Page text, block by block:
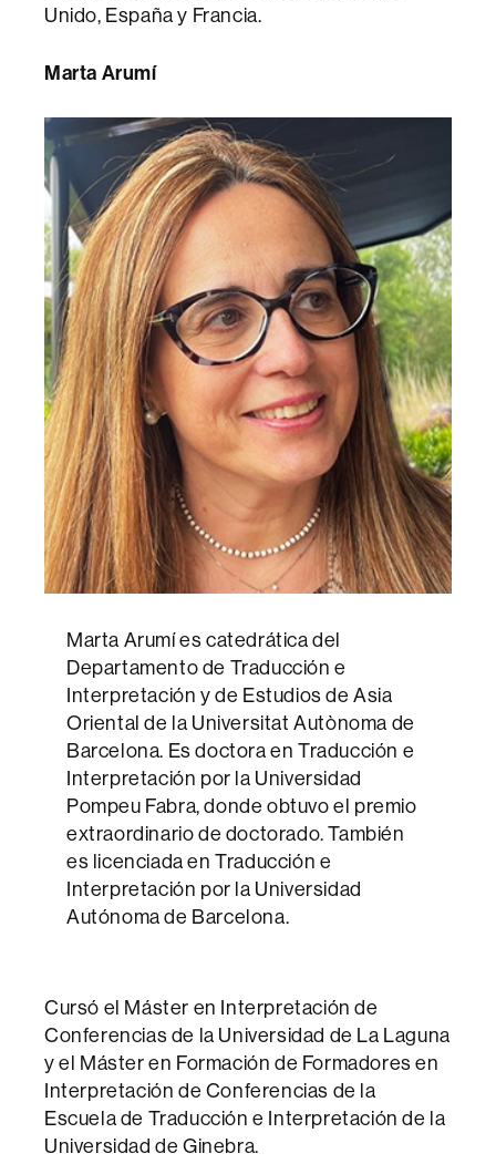
Unido, España y Francia.
Marta Arumí
Marta Arumí es catedrática del
Departamento de Traducción e
Interpretación y de Estudios de Asia
Oriental de la Universitat Autònoma de
Barcelona. Es doctora en Traducción e
Interpretación por la Universidad
Pompeu Fabra, donde obtuvo el premio
extraordinario de doctorado. También
es licenciada en Traducción e
Interpretación por la Universidad
Autónoma de Barcelona.
Cursó el Máster en Interpretación de
Conferencias de la Universidad de La Laguna
y el Máster en Formación de Formadores en
Interpretación de Conferencias de la
Escuela de Traducción e Interpretación de la
Universidad de Ginebra.